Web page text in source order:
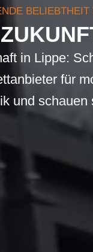
in Lippe:
für
und